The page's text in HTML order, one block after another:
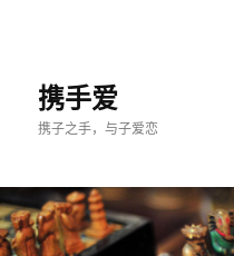
携手爱
携子之手，与子爱恋